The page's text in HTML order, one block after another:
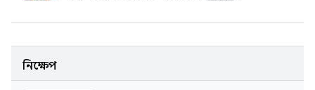
নিক্ষেপ